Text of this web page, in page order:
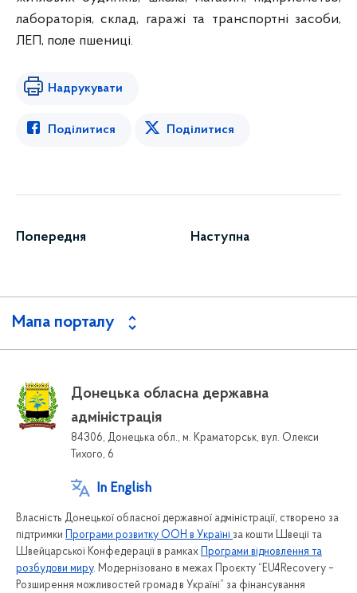
лабораторія, склад, гаражі та транспортні засоби,
ЛЕП, поле пшениці.
Надрукувати
Поділитися Поділитися
Попередня Наступна
Мапа порталу
Донецька обласна державна
адміністрація
84306, Донецька обл., м. Краматорськ, вул. Олекси
Тихого, 6
In English
Власність Донецької обласної державної адміністрації, створено за
підтримки Програми розвитку ООН в Україні за кошти Швеції та
Швейцарської Конфедерації в рамках Програми відновлення та
розбудови миру. Модернізовано в межах Проєкту “EU4Recovery –
Розширення можливостей громад в Україні” за фінансування